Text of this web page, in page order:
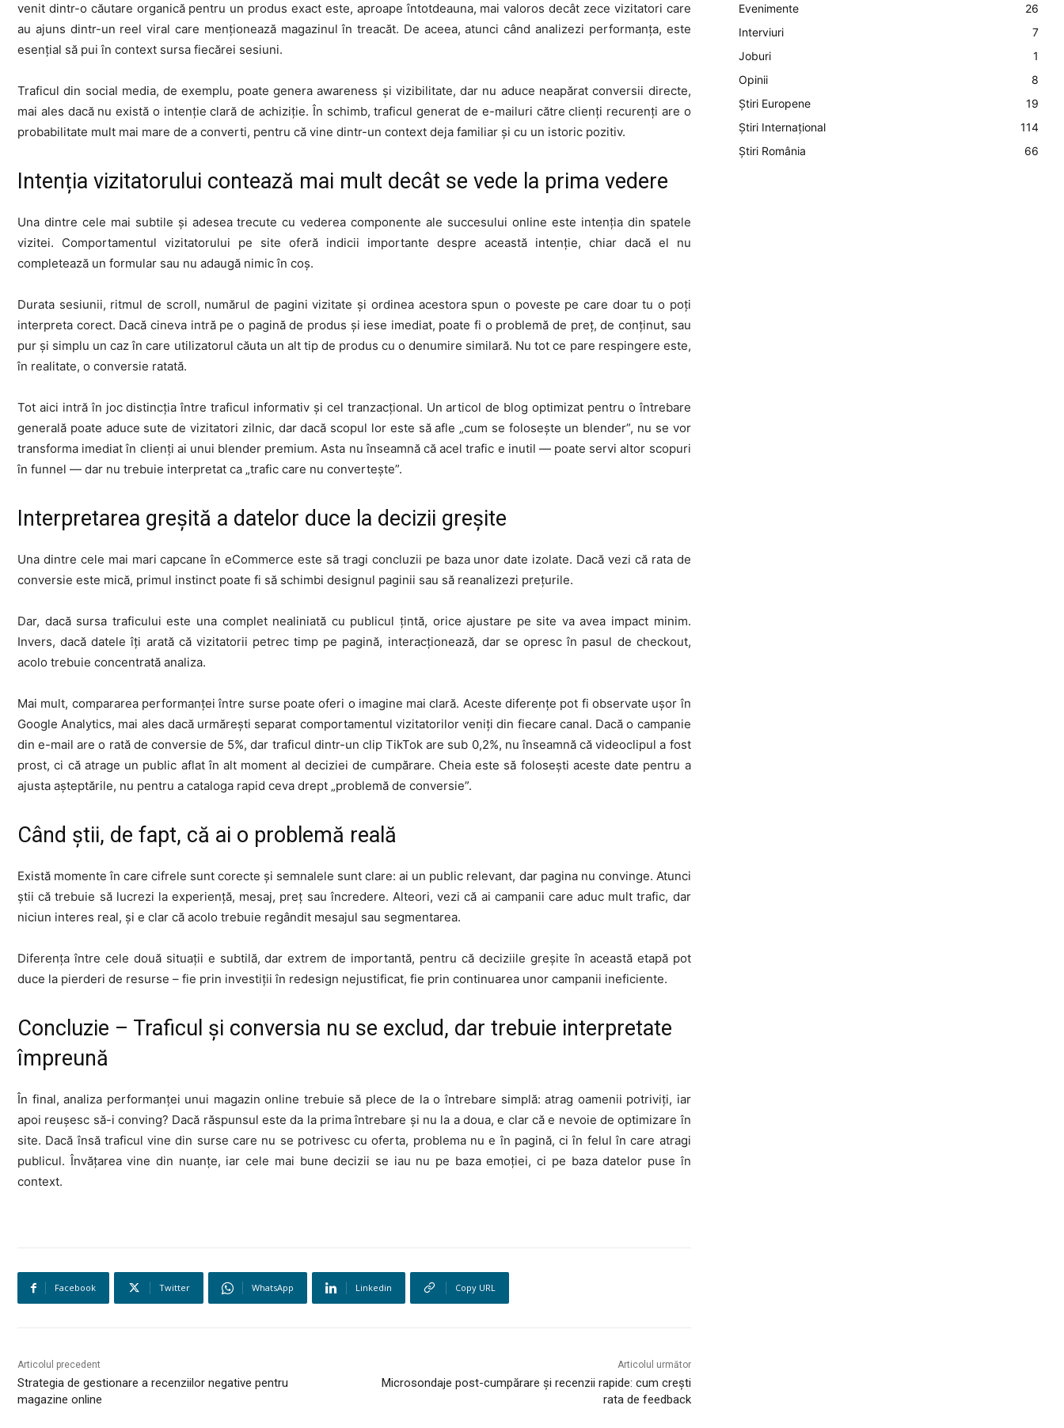
venit dintr-o căutare organică pentru un produs exact este, aproape întotdeauna, mai valoros decât zece vizitatori care
au ajuns dintr-un reel viral care menționează magazinul în treacăt. De aceea, atunci când analizezi performanța, este
esențial să pui în context sursa fiecărei sesiuni.
Traficul din social media, de exemplu, poate genera awareness și vizibilitate, dar nu aduce neapărat conversii directe,
mai ales dacă nu există o intenție clară de achiziție. În schimb, traficul generat de e-mailuri către clienți recurenți are o
probabilitate mult mai mare de a converti, pentru că vine dintr-un context deja familiar și cu un istoric pozitiv.
Intenția vizitatorului contează mai mult decât se vede la prima vedere
Una dintre cele mai subtile și adesea trecute cu vederea componente ale succesului online este intenția din spatele
vizitei. Comportamentul vizitatorului pe site oferă indicii importante despre această intenție, chiar dacă el nu
completează un formular sau nu adaugă nimic în coș.
Durata sesiunii, ritmul de scroll, numărul de pagini vizitate și ordinea acestora spun o poveste pe care doar tu o poți
interpreta corect. Dacă cineva intră pe o pagină de produs și iese imediat, poate fi o problemă de preț, de conținut, sau
pur și simplu un caz în care utilizatorul căuta un alt tip de produs cu o denumire similară. Nu tot ce pare respingere este,
în realitate, o conversie ratată.
Tot aici intră în joc distincția între traficul informativ și cel tranzacțional. Un articol de blog optimizat pentru o întrebare
generală poate aduce sute de vizitatori zilnic, dar dacă scopul lor este să afle „cum se folosește un blender”, nu se vor
transforma imediat în clienți ai unui blender premium. Asta nu înseamnă că acel trafic e inutil — poate servi altor scopuri
în funnel — dar nu trebuie interpretat ca „trafic care nu convertește”.
Interpretarea greșită a datelor duce la decizii greșite
Una dintre cele mai mari capcane în eCommerce este să tragi concluzii pe baza unor date izolate. Dacă vezi că rata de
conversie este mică, primul instinct poate fi să schimbi designul paginii sau să reanalizezi prețurile.
Dar, dacă sursa traficului este una complet nealiniată cu publicul țintă, orice ajustare pe site va avea impact minim.
Invers, dacă datele îți arată că vizitatorii petrec timp pe pagină, interacționează, dar se opresc în pasul de checkout,
acolo trebuie concentrată analiza.
Mai mult, compararea performanței între surse poate oferi o imagine mai clară. Aceste diferențe pot fi observate ușor în
Google Analytics, mai ales dacă urmărești separat comportamentul vizitatorilor veniți din fiecare canal. Dacă o campanie
din e-mail are o rată de conversie de 5%, dar traficul dintr-un clip TikTok are sub 0,2%, nu înseamnă că videoclipul a fost
prost, ci că atrage un public aflat în alt moment al deciziei de cumpărare. Cheia este să folosești aceste date pentru a
ajusta așteptările, nu pentru a cataloga rapid ceva drept „problemă de conversie”.
Când știi, de fapt, că ai o problemă reală
Există momente în care cifrele sunt corecte și semnalele sunt clare: ai un public relevant, dar pagina nu convinge. Atunci
știi că trebuie să lucrezi la experiență, mesaj, preț sau încredere. Alteori, vezi că ai campanii care aduc mult trafic, dar
niciun interes real, și e clar că acolo trebuie regândit mesajul sau segmentarea.
Diferența între cele două situații e subtilă, dar extrem de importantă, pentru că deciziile greșite în această etapă pot
duce la pierderi de resurse – fie prin investiții în redesign nejustificat, fie prin continuarea unor campanii ineficiente.
Concluzie – Traficul și conversia nu se exclud, dar trebuie interpretate
împreună
În final, analiza performanței unui magazin online trebuie să plece de la o întrebare simplă: atrag oamenii potriviți, iar
apoi reușesc să-i conving? Dacă răspunsul este da la prima întrebare și nu la a doua, e clar că e nevoie de optimizare în
site. Dacă însă traficul vine din surse care nu se potrivesc cu oferta, problema nu e în pagină, ci în felul în care atragi
publicul. Învățarea vine din nuanțe, iar cele mai bune decizii se iau nu pe baza emoției, ci pe baza datelor puse în
context.
Facebook Twitter WhatsApp Linkedin Copy URL
Articolul precedent
Strategia de gestionare a recenziilor negative pentru
magazine online
Articolul următor
Microsondaje post-cumpărare și recenzii rapide: cum crești
rata de feedback
Evenimente
26
Interviuri
7
Joburi
1
Opinii
8
Știri Europene
19
Știri Internațional
114
Știri România
66